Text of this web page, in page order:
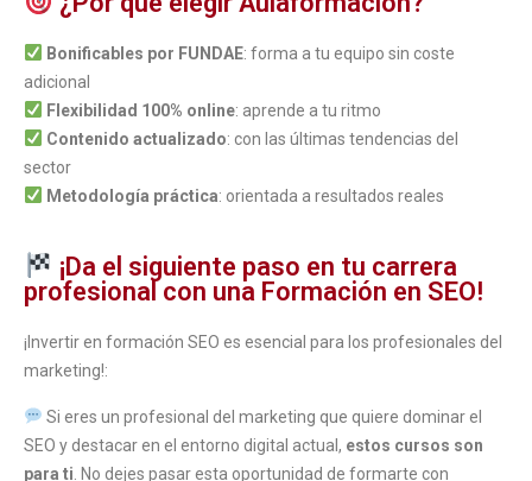
Bonificables por FUNDAE: forma a tu equipo sin coste
adicional
Flexibilidad 100% online: aprende a tu ritmo
Contenido actualizado: con las últimas tendencias del
sector
Metodología práctica: orientada a resultados reales
¡Da el siguiente paso en tu carrera
profesional con una Formación en SEO!
¡Invertir en formación SEO es esencial para los profesionales del
marketing!:
Si eres un profesional del marketing que quiere dominar el
SEO y destacar en el entorno digital actual, estos cursos son
para ti . No dejes pasar esta oportunidad de formarte con